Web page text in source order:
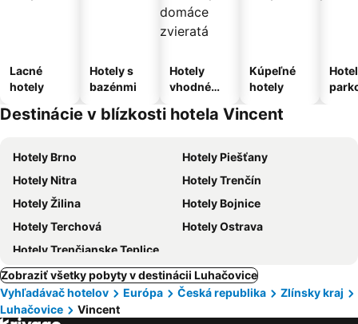
Lacné
hotely
Hotely s
bazénmi
Hotely
vhodné
domáce
Kúpeľné
hotely
Destinácie v blízkosti hotela Vincent
Hotely Brno
Hotely Piešťany
Hotely Nitra
Hotely Trenčín
Hotely Žilina
Hotely Bojnice
Hotely Terchová
Hotely Ostrava
Hotely Trenčianske Teplice
Zobraziť všetky pobyty v destinácii Luhačovice
Vyhľadávač hotelov
Európa Česká republika
Zlínsky kraj
Luhačovice
Vincent